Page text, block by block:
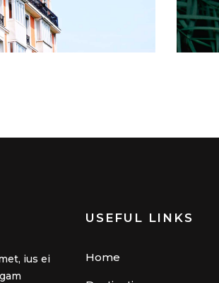
ius ei
USEFUL LINKS
Home